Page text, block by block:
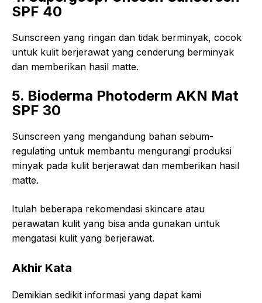
SPF 40
Sunscreen yang ringan dan tidak berminyak, cocok
untuk kulit berjerawat yang cenderung berminyak
dan memberikan hasil matte.
5. Bioderma Photoderm AKN Mat
SPF 30
Sunscreen yang mengandung bahan sebum-
regulating untuk membantu mengurangi produksi
minyak pada kulit berjerawat dan memberikan hasil
matte.
Itulah beberapa rekomendasi skincare atau
perawatan kulit yang bisa anda gunakan untuk
mengatasi kulit yang berjerawat.
Akhir Kata
Demikian sedikit informasi yang dapat kami